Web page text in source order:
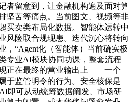
者留意到，让金融机构遍及面对算
坚苦等痛点。当前图文、视频等非
买卖类布局化数据。智能体运转中
风险取合规现患。迭代沉心将转向
，“Agent化（智能体）当前确实极
专业AI模块协同功课，整套流程
正在最终的营业输出上——一个
于监管明令的行为。安全核保是
即可从动统筹数据阐发、市场研